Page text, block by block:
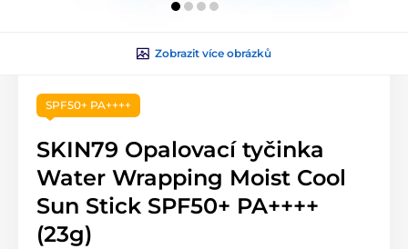
Zobrazit více obrázků
SPF50+ PA++++
SKIN79 Opalovací tyčinka
Water Wrapping Moist Cool
Sun Stick SPF50+ PA++++
(23g)